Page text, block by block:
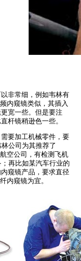
非常细，例如韦林有
内窥镜类似，其插入
宽一些。但是要注
杆镜稍逊色一些。
要加工机械零件，要
公司为其推荐了
空公司，有检测飞机
再比如某汽车行业的
窥镜产品，要求直径
内窥镜为宜。